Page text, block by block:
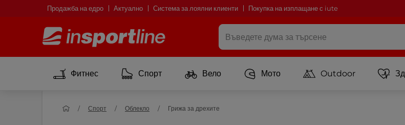
Продажба на едро Актуално Система за лоялни клиенти Покупка на изплащане с iute
Фитнес Спорт Вело Мото Outdoor
Спорт Облекло Грижа за дрехите